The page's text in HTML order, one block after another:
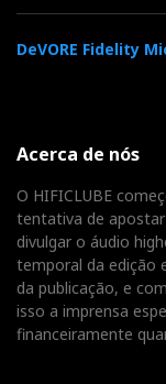
DeVORE Fidelity
Acerca de nós
O HIFICLUBE
tentativa de
divulgar o áudio
temporal da edição
da publicação, e
isso a imprensa
financeiramente